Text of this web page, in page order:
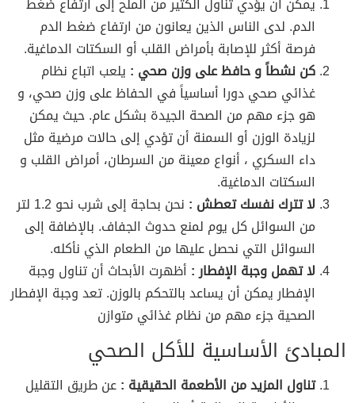
الدم. لدى الناس الذين يعانون من ارتفاع ضغط الدم
فرصة أكثر للإصابة بأمراض القلب أو السكتات الدماغية.
كن نشطاً و حافظ على وزن صحي : يلعب اتباع نظام
غذائي صحي دورا أساسياً في الحفاظ على وزن صحي، و
هو جزء مهم من الصحة الجيدة بشكل عام. حيث يمكن
لزيادة الوزن أو السمنة أن تؤدي إلى حالات مرضية مثل
داء السكري ، أنواع معينة من السرطان، أمراض القلب و
السكتات الدماغية.
لا تترك نفسك تعطش :
نحن بحاجة إلى شرب نحو 1.2 لتر
من السوائل كل يوم لمنع حدوث الجفاف. بالإضافة إلى
السوائل التي نحصل عليها من الطعام الذي نأكله.
لا تهمل وجبة الإفطار : أظهرت الأبحاث أن تناول وجبة
الإفطار يمكن أن يساعد بالتحكم بالوزن. تعد وجبة الإفطار
الصحية جزء مهم من نظام غذائي متوازن
المبادئ الأساسية للأكل الصحي
تناول المزيد من الأطعمة الحقيقية :عن طريق التقليل